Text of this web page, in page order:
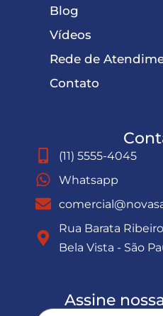
Blog
Vídeos
Rede de
Contato
(11) 5555-4045
Whatsapp
Rua Barata
Bela Vista - São
Assine